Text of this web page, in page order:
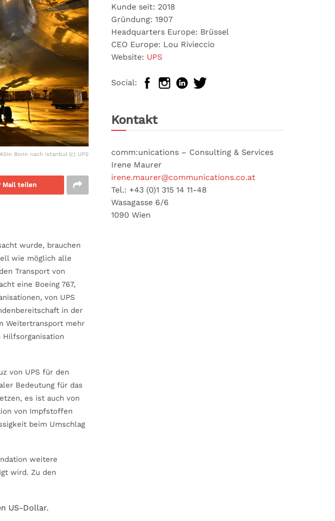
Bonn nach Istanbul (c) UPS
Mail teilen
wurde, brauchen
wie möglich alle
Transport von
eine Boeing 767,
von UPS
in der
Weitertransport mehr
von UPS für den
Bedeutung für das
es ist auch von
von Impfstoffen
beim Umschlag
weitere
wird. Zu den
US-Dollar.
Kunde seit: 2018
Gründung: 1907
Headquarters Europe: Brüssel
CEO Europe: Lou Rivieccio
Website: UPS
Social:
Kontakt
comm:unications – Consulting & Services
Irene Maurer
irene.maurer@communications.co.at
Tel.: +43 (0)1 315 14 11-48
Wasagasse 6/6
1090 Wien